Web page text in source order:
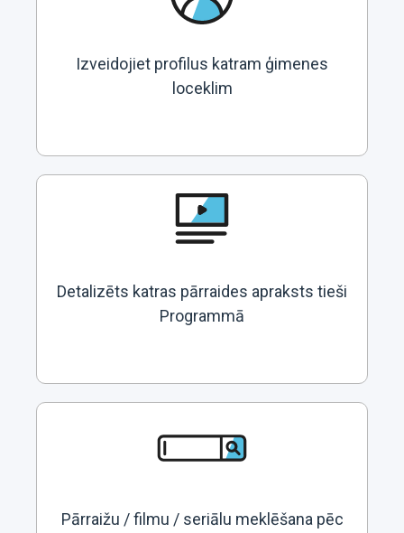
Izveidojiet profilus katram ģimenes
loceklim
Detalizēts katras pārraides apraksts tieši
Programmā
Pārraižu / filmu / seriālu meklēšana pēc